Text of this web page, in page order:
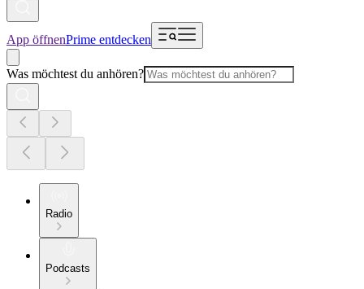
App öffnenPrime entdecken
Was möchtest du anhören?
Radio
Podcasts